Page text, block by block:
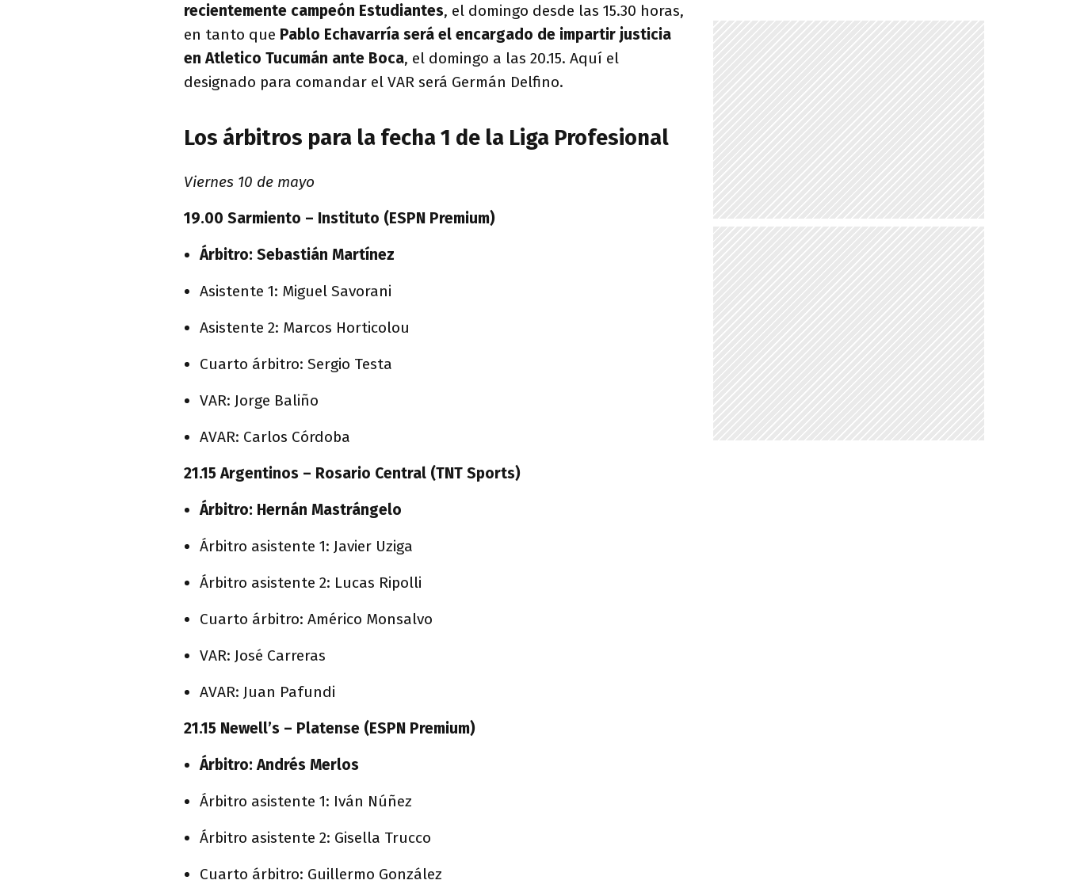
recientemente campeón Estudiantes, el domingo desde las 15.30 horas,
en tanto que Pablo Echavarría será el encargado de impartir justicia
en Atletico Tucumán ante Boca, el domingo a las 20.15. Aquí el
designado para comandar el VAR será Germán Delfino.
Los árbitros para la fecha 1 de la Liga Profesional
Viernes 10 de mayo
19.00 Sarmiento – Instituto (ESPN Premium)
Árbitro: Sebastián Martínez
Asistente 1: Miguel Savorani
Asistente 2: Marcos Horticolou
Cuarto árbitro: Sergio Testa
VAR: Jorge Baliño
AVAR: Carlos Córdoba
21.15 Argentinos – Rosario Central (TNT Sports)
Árbitro: Hernán Mastrángelo
Árbitro asistente 1: Javier Uziga
Árbitro asistente 2: Lucas Ripolli
Cuarto árbitro: Américo Monsalvo
VAR: José Carreras
AVAR: Juan Pafundi
21.15 Newell’s – Platense (ESPN Premium)
Árbitro: Andrés Merlos
Árbitro asistente 1: Iván Núñez
Árbitro asistente 2: Gisella Trucco
Cuarto árbitro: Guillermo González